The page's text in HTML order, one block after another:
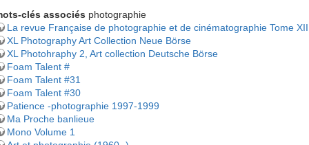
clés associés photographie
La revue Française de photographie et de cinématographie Tome XII
XL Photography Art Collection Neue Börse
XL Photohraphy 2, Art collection Deutsche Börse
Foam Talent #
Foam Talent #31
Foam Talent #30
Patience -photographie 1997-1999
Ma Proche banlieue
Mono Volume 1